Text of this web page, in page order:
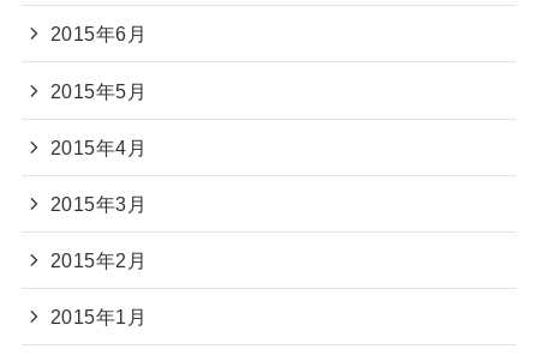
2015年6月
2015年5月
2015年4月
2015年3月
2015年2月
2015年1月